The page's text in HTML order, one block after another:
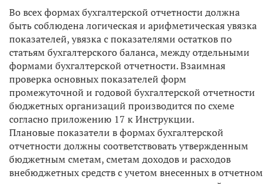
Во всех формах бухгалтерской отчетности должна
быть соблюдена логическая и арифметическая увязка
показателей, увязка с показателями остатков по
статьям бухгалтерского баланса, между отдельными
формами бухгалтерской отчетности. Взаимная
проверка основных показателей форм
промежуточной и годовой бухгалтерской отчетности
бюджетных организаций производится по схеме
согласно приложению 17 к Инструкции.
Плановые показатели в формах бухгалтерской
отчетности должны соответствовать утвержденным
бюджетным сметам, сметам доходов и расходов
внебюджетных средств с учетом внесенных в отчетном